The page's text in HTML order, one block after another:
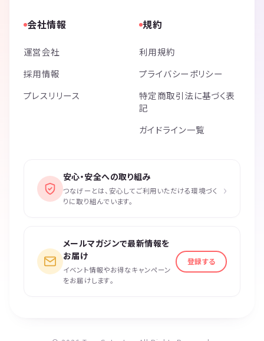
会社情報
運営会社
採用情報
プレスリリース
規約
利用規約
プライバシーポリシー
特定商取引法に基づく表
記
ガイドライン一覧
安心・安全への取り組み
つなげーとは、安心してご利用いただける環境づく
りに取り組んでいます。
›
メールマガジンで最新情報を
お届け
イベント情報やお得なキャンペーン
をお届けします。
登録する